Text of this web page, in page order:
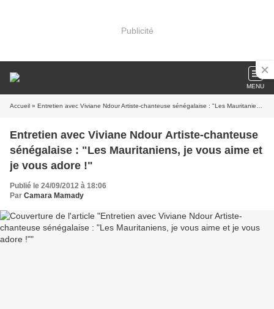
Publicité
MENU
Accueil » Entretien avec Viviane Ndour Artiste-chanteuse sénégalaise : "Les Mauritaniens, je vous aime et je vous adore !"
Entretien avec Viviane Ndour Artiste-chanteuse
sénégalaise : "Les Mauritaniens, je vous aime et
je vous adore !"
Publié le 24/09/2012 à 18:06
Par Camara Mamady